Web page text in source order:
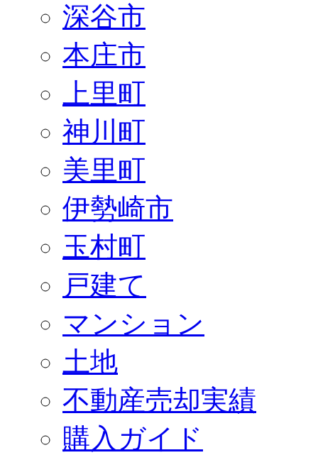
深谷市
本庄市
上里町
神川町
美里町
伊勢崎市
玉村町
戸建て
マンション
土地
不動産売却実績
購入ガイド